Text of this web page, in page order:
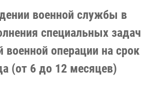
военной службы в
специальных задач
военной операции на срок
(от 6 до 12 месяцев)